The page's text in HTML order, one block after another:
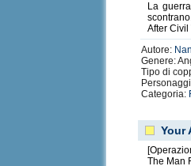
La
After Civil
Autore:
Genere:
Tipo di
Categoria:
Your
The Man